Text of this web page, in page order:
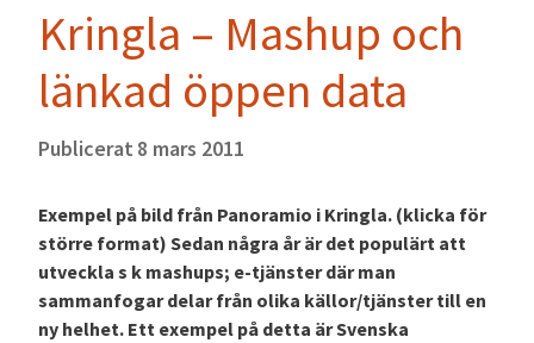
Kringla – Mashup och
länkad öppen data
Publicerat 8 mars 2011
Exempel på bild från Panoramio i Kringla. (klicka för
större format) Sedan några år är det populärt att
utveckla s k mashups; e-tjänster där man
sammanfogar delar från olika källor/tjänster till en
ny helhet. Ett exempel på detta är Svenska